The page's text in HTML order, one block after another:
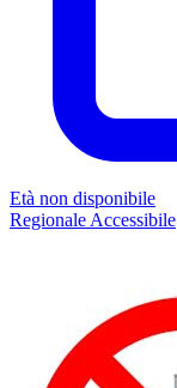
Età non disponibile
Regionale Accessibile